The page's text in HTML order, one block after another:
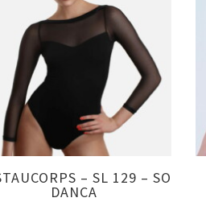
au
plus
ancien
– SL 129 – SO
DANCA